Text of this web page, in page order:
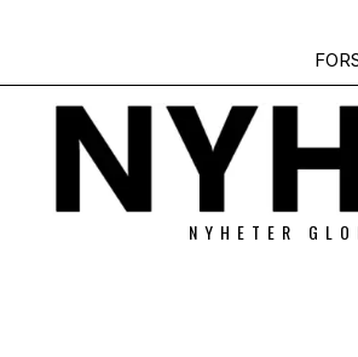
NYHETER